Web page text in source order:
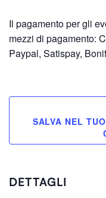
Il pagamento per gli
mezzi di pagamento:
Paypal, Satispay,
SALVA NEL
DETTAGLI